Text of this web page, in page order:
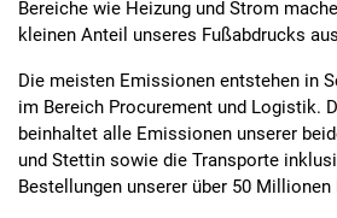
Bereiche wie Heizung und Strom
kleinen Anteil unseres Fußabdrucks
Die meisten Emissionen entstehen in
im Bereich Procurement und Logistik.
beinhaltet alle Emissionen unserer
und Stettin sowie die Transporte
Bestellungen unserer über 50 Millionen